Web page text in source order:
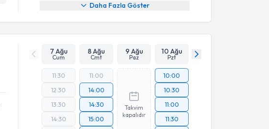
Daha Fazla Göster
7 Ağu
Cum
8 Ağu
Cmt
9 Ağu
Paz
10 Ağu
Pzt
11:30
12:30
13:30
14:30
11:00
14:00
14:30
15:00
Takvim
kapalıdır
10:00
10:30
11:00
11:30